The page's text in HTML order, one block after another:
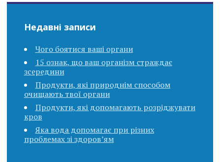
Недавні записи
Чого боятися ваші органи
15 ознак, що ваш організм страждає
зсередини
Продукти, які природнім способом
очищають твої органи
Продукти, які допомагають розріджувати
кров
Яка вода допомагає при різних
проблемах зі здоров’ям